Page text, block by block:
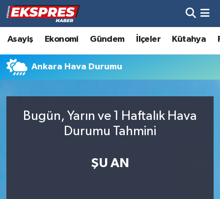
Asayiş Ekonomi Gündem İlçeler Kütahya
Ankara Hava Durumu
Bugün, Yarın ve 1 Haftalık Hava
Durumu Tahmini
ŞU AN
Altıntaş
Asayiş
Biyografiler
Hava Durumu
Trafik Durumu
Tüm Manşetler
Son Dakika Haberleri